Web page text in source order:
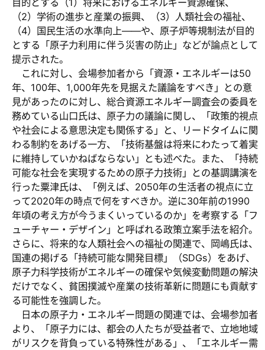
目的とする（1）将来におけるエネルギー資源確保、
（2）学術の進歩と産業の振興、（3）人類社会の福祉、
（4）国民生活の水準向上――や、原子炉等規制法が目的
とする「原子力利用に伴う災害の防止」などが論点として
提示された。
これに対し、会場参加者から「資源・エネルギーは50
年、100年、1,000年先を見据えた議論をすべき」との意
見があったのに対し、総合資源エネルギー調査会の委員を
務めている山口氏は、原子力の議論に関し、「政策的視点
や社会による意思決定も関係する」と、リードタイムに関
わる制約をあげる一方、「技術基盤は将来にわたって着実
に維持していかねばならない」とも述べた。また、「持続
可能な社会を実現するための原子力技術」との基調講演を
行った粟津氏は、「例えば、2050年の生活者の視点に立
って2020年の時点で何をすべきか。逆に30年前の1990
年頃の考え方が今うまくいっているのか」を考察する「フ
ューチャー・デザイン」と呼ばれる政策立案手法を紹介。
さらに、将来的な人類社会への福祉の関連で、岡嶋氏は、
国連の掲げる「持続可能な開発目標」（SDGs）をあげ、
原子力科学技術がエネルギーの確保や気候変動問題の解決
だけでなく、貧困撲滅や産業の技術革新に問題にも貢献す
る可能性を強調した。
日本の原子力・エネルギー問題の関連では、会場参加者
より、「原子力には、都会の人たちが受益者で、立地地域
がリスクを背負っている特殊性がある」、「エネルギー需